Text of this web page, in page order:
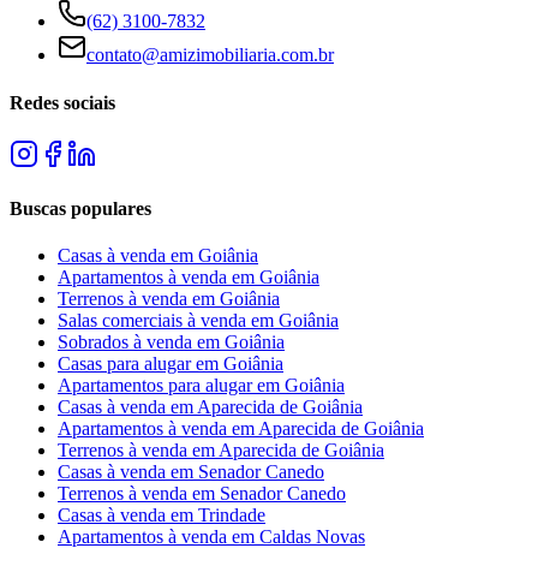
(62) 3100-7832
contato@amizimobiliaria.com.br
Redes sociais
Buscas populares
Casas à venda em Goiânia
Apartamentos à venda em Goiânia
Terrenos à venda em Goiânia
Salas comerciais à venda em Goiânia
Sobrados à venda em Goiânia
Casas para alugar em Goiânia
Apartamentos para alugar em Goiânia
Casas à venda em Aparecida de Goiânia
Apartamentos à venda em Aparecida de Goiânia
Terrenos à venda em Aparecida de Goiânia
Casas à venda em Senador Canedo
Terrenos à venda em Senador Canedo
Casas à venda em Trindade
Apartamentos à venda em Caldas Novas